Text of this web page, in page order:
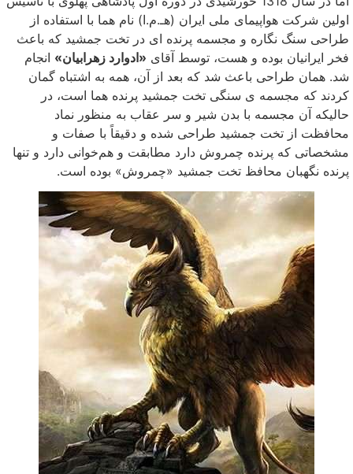
اولین شرکت هواپیمای ملی ایران (هـ.م.ا) نام هما با استفاده از
طراحی سنگ نگاره و مجسمه پرنده ای در تخت جمشید که باعث
فخر ایرانیان بوده و هست، توسط آقای «ادوارد زهرابیان» انجام
شد. همان طراحی باعث شد که بعد از آن، همه به اشتباه گمان
کردند که مجسمه ی سنگی تخت جمشید پرنده هما است، در
حالیکه آن مجسمه با بدن شیر و سر عقاب به منظور نماد
محافظت از تخت جمشید طراحی شده و دقیقاً با صفات و
مشخصاتی که پرنده چمروش دارد مطابقت و هم‌خوانی دارد و تنها
پرنده نگهبان محافظ تخت جمشید «چمروش» بوده است.